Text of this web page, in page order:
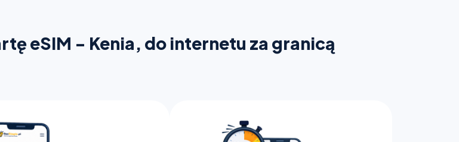
eSIM - Kenia, do internetu za granicą